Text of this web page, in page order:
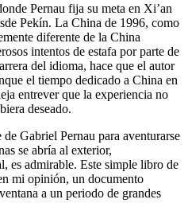
Pernau fija su meta en Xi’an
Pekín. La China de 1996, como
diferente de la China
intentos de estafa por parte de
del idioma, hace que el autor
el tiempo dedicado a China en
entrever que la experiencia no
deseado.
Gabriel Pernau para aventurarse
se abría al exterior,
es admirable. Este simple libro de
mi opinión, un documento
a un periodo de grandes